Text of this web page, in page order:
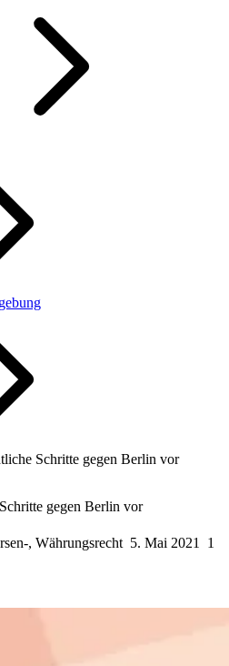
Schritte gegen Berlin vor
gegen Berlin vor
, Währungsrecht 5. Mai 2021
1